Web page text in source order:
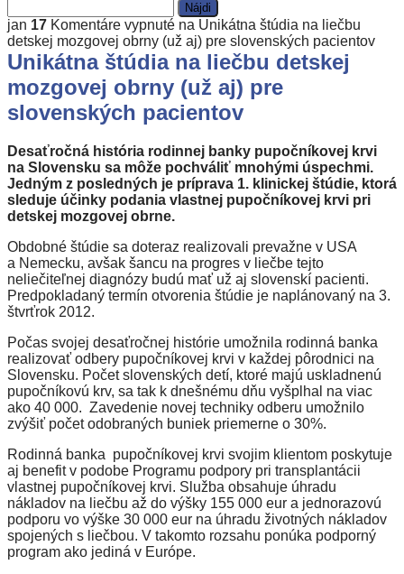
jan 17 Komentáre vypnuté na Unikátna štúdia na liečbu
detskej mozgovej obrny (už aj) pre slovenských pacientov
Unikátna štúdia na liečbu detskej
mozgovej obrny (už aj) pre
slovenských pacientov
Desaťročná história rodinnej banky pupočníkovej krvi
na Slovensku sa môže pochváliť mnohými úspechmi.
Jedným z posledných je príprava 1. klinickej štúdie, ktorá
sleduje účinky podania vlastnej pupočníkovej krvi pri
detskej mozgovej obrne.
Obdobné štúdie sa doteraz realizovali prevažne v USA
a Nemecku, avšak šancu na progres v liečbe tejto
neliečiteľnej diagnózy budú mať už aj slovenskí pacienti.
Predpokladaný termín otvorenia štúdie je naplánovaný na 3.
štvrťrok 2012.
Počas svojej desaťročnej histórie umožnila rodinná banka
realizovať odbery pupočníkovej krvi v každej pôrodnici na
Slovensku. Počet slovenských detí, ktoré majú uskladnenú
pupočníkovú krv, sa tak k dnešnému dňu vyšplhal na viac
ako 40 000. Zavedenie novej techniky odberu umožnilo
zvýšiť počet odobraných buniek priemerne o 30%.
Rodinná banka pupočníkovej krvi svojim klientom poskytuje
aj benefit v podobe Programu podpory pri transplantácii
vlastnej pupočníkovej krvi. Služba obsahuje úhradu
nákladov na liečbu až do výšky 155 000 eur a jednorazovú
podporu vo výške 30 000 eur na úhradu životných nákladov
spojených s liečbou. V takomto rozsahu ponúka podporný
program ako jediná v Európe.